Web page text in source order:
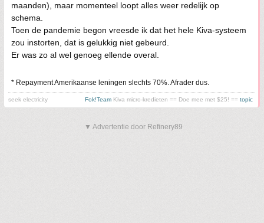
maanden), maar momenteel loopt alles weer redelijk op
schema.
Toen de pandemie begon vreesde ik dat het hele Kiva-systeem
zou instorten, dat is gelukkig niet gebeurd.
Er was zo al wel genoeg ellende overal.
* Repayment Amerikaanse leningen slechts 70%. Afrader dus.
seek electricity Fok!Team Kiva micro-kredieten == Doe mee met $25! == topic
▼ Advertentie door Refinery89